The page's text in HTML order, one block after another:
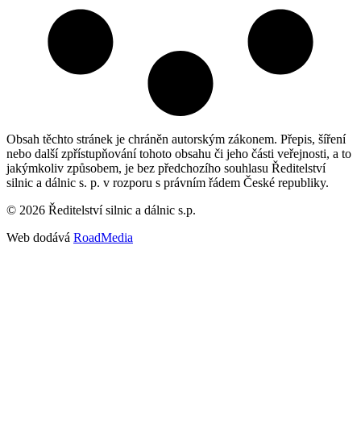
Obsah těchto stránek je chráněn autorským zákonem. Přepis, šíření
nebo další zpřístupňování tohoto obsahu či jeho části veřejnosti, a to
jakýmkoliv způsobem, je bez předchozího souhlasu Ředitelství
silnic a dálnic s. p. v rozporu s právním řádem České republiky.
© 2026 Ředitelství silnic a dálnic s.p.
Web dodává RoadMedia